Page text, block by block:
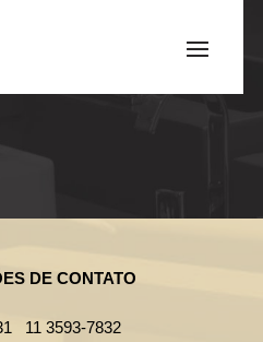
DE CONTATO
11 3593-7832